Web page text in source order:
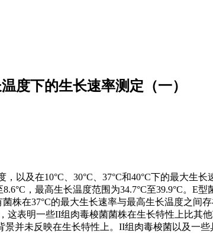
度下的生长速率测定（一）
以及在10°C、30°C、37°C和40°C下的最大生
，最高生长温度范围为34.7°C至39.9°C。E型
株在37°C的最大生长速率与最高生长温度之间
这表明一些II组肉毒梭菌菌株在生长特性上比其
并未反映在生长特性上。II组肉毒梭菌以及一